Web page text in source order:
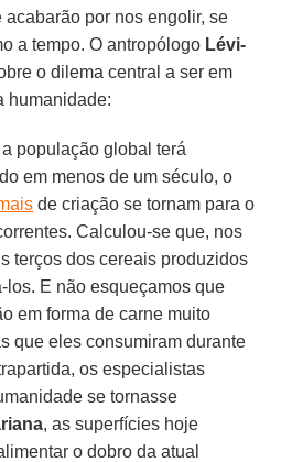
por nos engolir, se
a tempo. O antropólogo Lévi-
o dilema central a ser em
humanidade:
população global terá
em menos de um século, o
de criação se tornam para o
Calculou-se que, nos
terços dos cereais produzidos
los. E não esqueçamos que
em forma de carne muito
que eles consumiram durante
os especialistas
se tornasse
, as superfícies hoje
o dobro da atual